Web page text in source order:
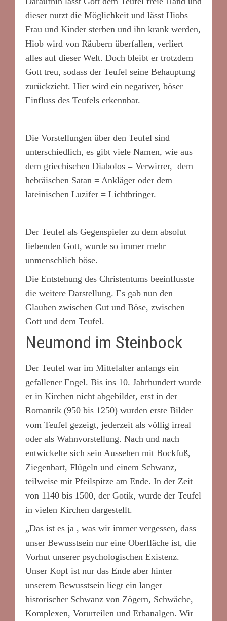
dieser nutzt die Möglichkeit und lässt Hiobs
Frau und Kinder sterben und ihn krank werden,
Hiob wird von Räubern überfallen, verliert
alles auf dieser Welt. Doch bleibt er trotzdem
Gott treu, sodass der Teufel seine Behauptung
zurückzieht. Hier wird ein negativer, böser
Einfluss des Teufels erkennbar.
Die Vorstellungen über den Teufel sind
unterschiedlich, es gibt viele Namen, wie aus
dem griechischen Diabolos = Verwirrer, dem
hebräischen Satan = Ankläger oder dem
lateinischen Luzifer = Lichtbringer.
Der Teufel als Gegenspieler zu dem absolut
liebenden Gott, wurde so immer mehr
unmenschlich böse.
Die Entstehung des Christentums beeinflusste
die weitere Darstellung. Es gab nun den
Glauben zwischen Gut und Böse, zwischen
Gott und dem Teufel.
Neumond im Steinbock
Der Teufel war im Mittelalter anfangs ein
gefallener Engel. Bis ins 10. Jahrhundert wurde
er in Kirchen nicht abgebildet, erst in der
Romantik (950 bis 1250) wurden erste Bilder
vom Teufel gezeigt, jederzeit als völlig irreal
oder als Wahnvorstellung. Nach und nach
entwickelte sich sein Aussehen mit Bockfuß,
Ziegenbart, Flügeln und einem Schwanz,
teilweise mit Pfeilspitze am Ende. In der Zeit
von 1140 bis 1500, der Gotik, wurde der Teufel
in vielen Kirchen dargestellt.
„Das ist es ja , was wir immer vergessen, dass
unser Bewusstsein nur eine Oberfläche ist, die
Vorhut unserer psychologischen Existenz.
Unser Kopf ist nur das Ende aber hinter
unserem Bewusstsein liegt ein langer
historischer Schwanz von Zögern, Schwäche,
Komplexen, Vorurteilen und Erbanalgen. Wir